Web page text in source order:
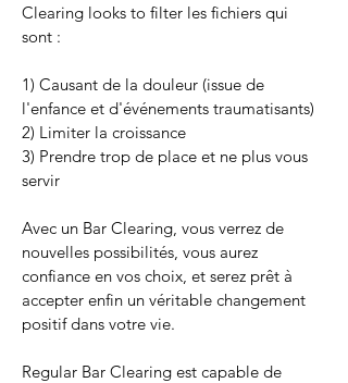
Clearing looks to filter les fichiers qui
sont :
1) Causant de la douleur (issue de
l'enfance et d'événements traumatisants)
2) Limiter la croissance
3) Prendre trop de place et ne plus vous
servir
Avec un Bar Clearing, vous verrez de
nouvelles possibilités, vous aurez
confiance en vos choix, et serez prêt à
accepter enfin un véritable changement
positif dans votre vie.
Regular Bar Clearing est capable de